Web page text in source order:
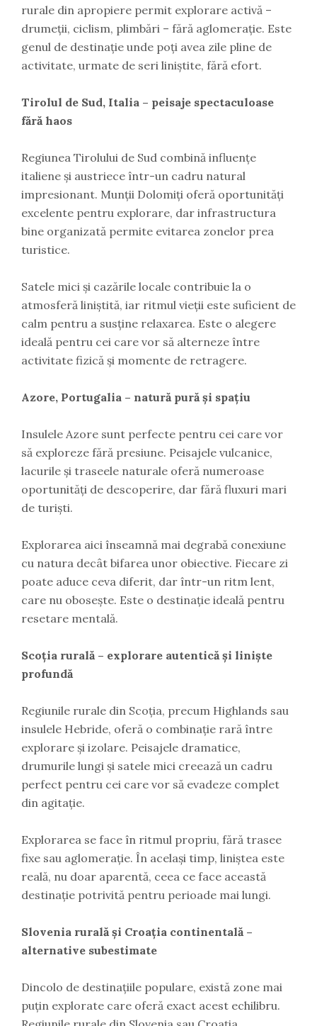
rurale din apropiere permit explorare activă –
drumeții, ciclism, plimbări – fără aglomerație. Este
genul de destinație unde poți avea zile pline de
activitate, urmate de seri liniștite, fără efort.
Tirolul de Sud, Italia – peisaje spectaculoase
fără haos
Regiunea Tirolului de Sud combină influențe
italiene și austriece într-un cadru natural
impresionant. Munții Dolomiți oferă oportunități
excelente pentru explorare, dar infrastructura
bine organizată permite evitarea zonelor prea
turistice.
Satele mici și cazările locale contribuie la o
atmosferă liniștită, iar ritmul vieții este suficient de
calm pentru a susține relaxarea. Este o alegere
ideală pentru cei care vor să alterneze între
activitate fizică și momente de retragere.
Azore, Portugalia – natură pură și spațiu
Insulele Azore sunt perfecte pentru cei care vor
să exploreze fără presiune. Peisajele vulcanice,
lacurile și traseele naturale oferă numeroase
oportunități de descoperire, dar fără fluxuri mari
de turiști.
Explorarea aici înseamnă mai degrabă conexiune
cu natura decât bifarea unor obiective. Fiecare zi
poate aduce ceva diferit, dar într-un ritm lent,
care nu obosește. Este o destinație ideală pentru
resetare mentală.
Scoția rurală – explorare autentică și liniște
profundă
Regiunile rurale din Scoția, precum Highlands sau
insulele Hebride, oferă o combinație rară între
explorare și izolare. Peisajele dramatice,
drumurile lungi și satele mici creează un cadru
perfect pentru cei care vor să evadeze complet
din agitație.
Explorarea se face în ritmul propriu, fără trasee
fixe sau aglomerație. În același timp, liniștea este
reală, nu doar aparentă, ceea ce face această
destinație potrivită pentru perioade mai lungi.
Slovenia rurală și Croația continentală –
alternative subestimate
Dincolo de destinațiile populare, există zone mai
puțin explorate care oferă exact acest echilibru.